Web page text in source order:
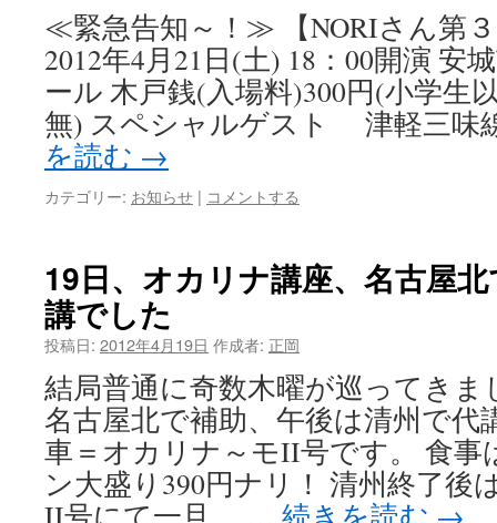
≪緊急告知～！≫ 【NORIさん第
2012年4月21日(土) 18：00開演 安
ール 木戸銭(入場料)300円(小学生
無) スペシャルゲスト 津軽三
を読む →
カテゴリー: お知らせ | コメントする
19日、オカリナ講座、名古屋
講でした
投稿日: 2012年4月19日 作成者: 正岡
結局普通に奇数木曜が巡ってきま
名古屋北で補助、午後は清州で代
車＝オカリナ～モII号です。 食
ン大盛り390円ナリ！ 清州終了後
II号にて一旦、 … 続きを読む →